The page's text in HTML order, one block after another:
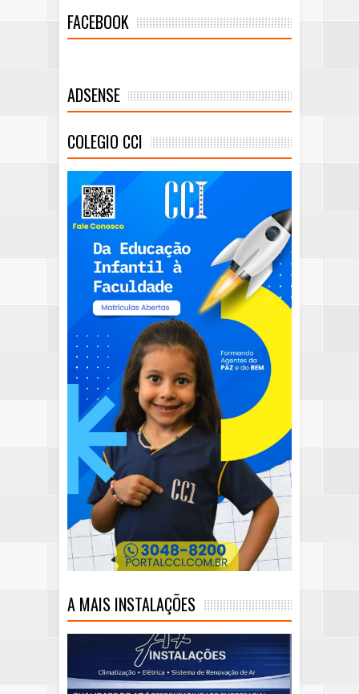
FACEBOOK
ADSENSE
COLEGIO CCI
A MAIS INSTALAÇÕES